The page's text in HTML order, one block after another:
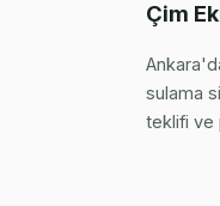
Çim
sulama
teklifi ve